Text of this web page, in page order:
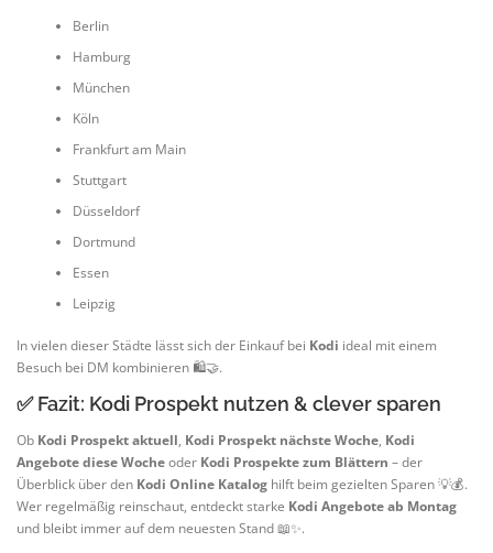
Berlin
Hamburg
München
Köln
Frankfurt am Main
Stuttgart
Düsseldorf
Dortmund
Essen
Leipzig
In vielen dieser Städte lässt sich der Einkauf bei Kodi ideal mit einem
Besuch bei DM kombinieren 🛍️🤝.
✅ Fazit: Kodi Prospekt nutzen & clever sparen
Ob Kodi Prospekt aktuell, Kodi Prospekt nächste Woche, Kodi
Angebote diese Wocheoder Kodi Prospekte zum Blättern – der
Überblick über den Kodi Online Katalog hilft beim gezielten Sparen 💡💰.
Wer regelmäßig reinschaut, entdeckt starke Kodi Angebote ab Montag
und bleibt immer auf dem neuesten Stand 📖✨.